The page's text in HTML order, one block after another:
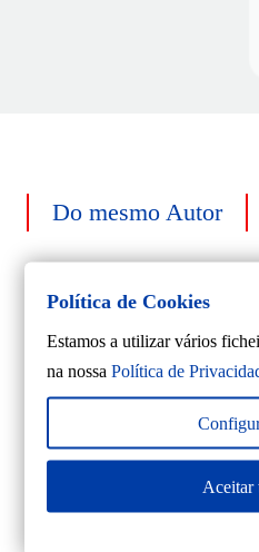
Do mesmo Autor
Política de Cookies
Estamos a utilizar vários
na nossaPolítica de
Aceitar